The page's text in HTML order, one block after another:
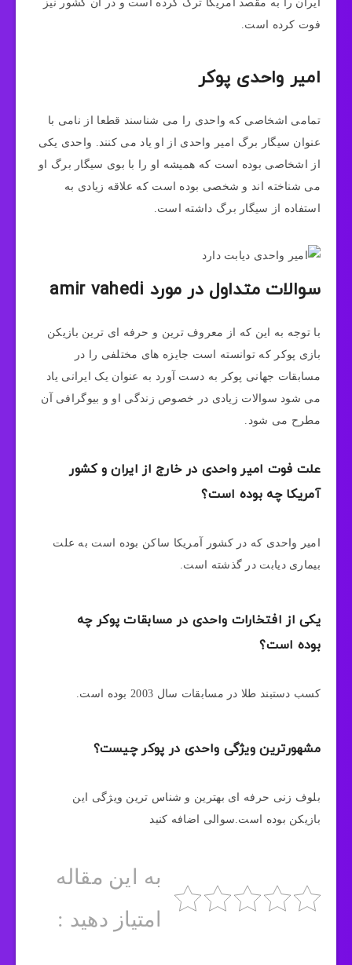
ایران را به مقصد آمریکا ترک کرده است و در آن کشور نیز
فوت کرده است.
امیر واحدی پوکر
تمامی اشخاصی که واحدی را می شناسند قطعا از نامی با
عنوان سیگار برگ امیر واحدی از او یاد می کنند. واحدی یکی
از اشخاصی بوده است که همیشه او را با بوی سیگار برگ او
می شناخته اند و شخصی بوده است که علاقه زیادی به
استفاده از سیگار برگ داشته است.
سوالات متداول در مورد amir vahedi
با توجه به این که از معروف ترین و حرفه ای ترین بازیکن
بازی پوکر که توانسته است جایزه های مختلفی را در
مسابقات جهانی پوکر به دست آورد به عنوان یک ایرانی یاد
می شود سوالات زیادی در خصوص زندگی او و بیوگرافی آن
مطرح می شود.
علت فوت امیر واحدی در خارج از ایران و کشور
آمریکا چه بوده است؟
امیر واحدی که در کشور آمریکا ساکن بوده است به علت
بیماری دیابت در گذشته است.
یکی از افتخارات واحدی در مسابقات پوکر چه
بوده است؟
کسب دستبند طلا در مسابقات سال 2003 بوده است.
مشهورترین ویژگی واحدی در پوکر چیست؟
بلوف زنی حرفه ای بهترین و شناس ترین ویژگی این
بازیکن بوده است.سوالی اضافه کنید
به این مقاله
امتیاز دهید :